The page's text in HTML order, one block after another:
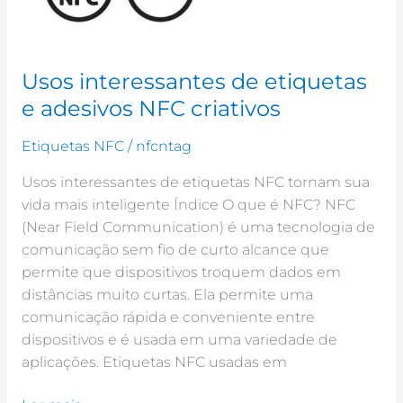
Usos interessantes de etiquetas
e adesivos NFC criativos
Etiquetas NFC/ nfcntag
Usos interessantes de etiquetas NFC tornam sua
vida mais inteligente Índice O que é NFC? NFC
(Near Field Communication) é uma tecnologia de
comunicação sem fio de curto alcance que
permite que dispositivos troquem dados em
distâncias muito curtas. Ela permite uma
comunicação rápida e conveniente entre
dispositivos e é usada em uma variedade de
aplicações. Etiquetas NFC usadas em
criativos